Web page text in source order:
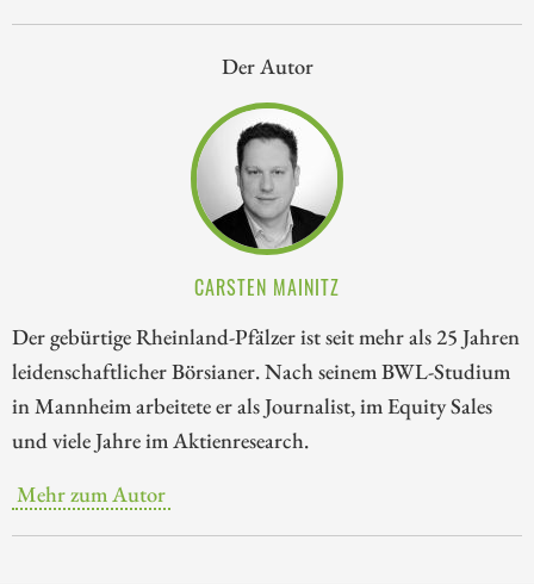
Der Autor
CARSTEN MAINITZ
Der gebürtige Rheinland-Pfälzer ist seit mehr als 25 Jahren
leidenschaftlicher Börsianer. Nach seinem BWL-Studium
in Mannheim arbeitete er als Journalist, im Equity Sales
und viele Jahre im Aktienresearch.
Mehr zum Autor